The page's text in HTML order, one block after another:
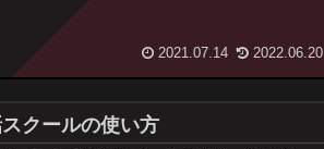
2021.07.14 2022.06.20
クールの使い方